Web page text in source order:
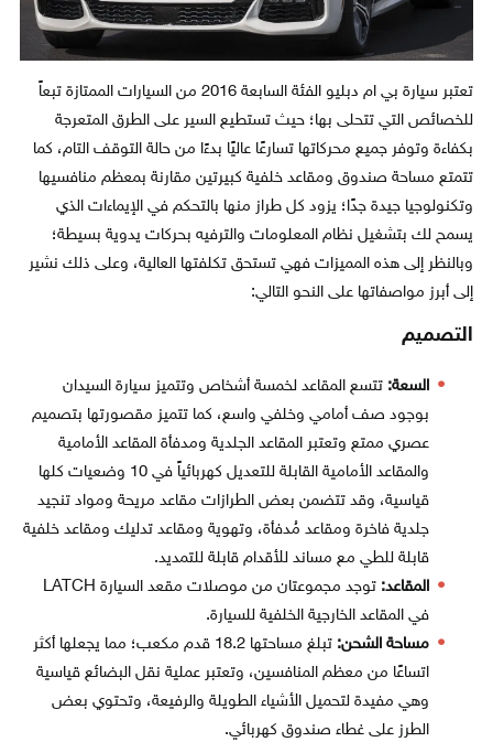
تعتبر سيارة بي ام دبليو الفئة السابعة 2016 من السيارات الممتازة تبعاً
للخصائص التي تتحلى بها؛ حيث تستطيع السير على الطرق المتعرجة
بكفاءة وتوفر جميع محركاتها تسارعًا عاليًا بدءًا من حالة التوقف التام، كما
تتمتع مساحة صندوق ومقاعد خلفية كبيرتين مقارنة بمعظم منافسيها
وتكنولوجيا جيدة جدًا؛ يزود كل طراز منها بالتحكم في الإيماءات الذي
يسمح لك بتشغيل نظام المعلومات والترفيه بحركات يدوية بسيطة؛
وبالنظر إلى هذه المميزات فهي تستحق تكلفتها العالية، وعلى ذلك نشير
إلى أبرز مواصفاتها على النحو التالي:
التصميم
السعة: تتسع المقاعد لخمسة أشخاص وتتميز سيارة السيدان
بوجود صف أمامي وخلفي واسع، كما تتميز مقصورتها بتصميم
عصري ممتع وتعتبر المقاعد الجلدية ومدفأة المقاعد الأمامية
والمقاعد الأمامية القابلة للتعديل كهربائياً في 10 وضعيات كلها
قياسية، وقد تتضمن بعض الطرازات مقاعد مريحة ومواد تنجيد
جلدية فاخرة ومقاعد مُدفأة، وتهوية ومقاعد تدليك ومقاعد خلفية
قابلة للطي مع مساند للأقدام قابلة للتمديد.
المقاعد:
توجد مجموعتان من موصلات مقعد السيارة LATCH
في المقاعد الخارجية الخلفية للسيارة.
مساحة الشحن:
تبلغ مساحتها 18.2 قدم مكعب؛ مما يجعلها أكثر
اتساعًا من معظم المنافسين، وتعتبر عملية نقل البضائع قياسية
وهي مفيدة لتحميل الأشياء الطويلة والرفيعة، وتحتوي بعض
الطرز على غطاء صندوق كهربائي.